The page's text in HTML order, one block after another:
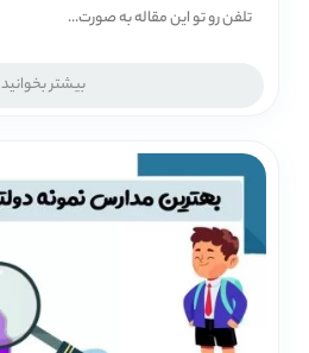
تلفن رو تو این مقاله به صورت...
بیشتر بخوانید